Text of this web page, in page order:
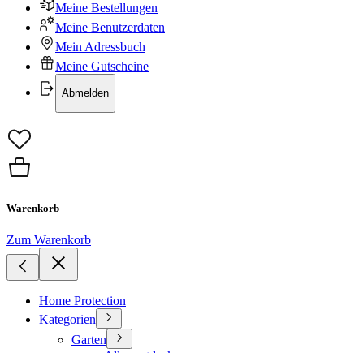
Meine Bestellungen
Meine Benutzerdaten
Mein Adressbuch
Meine Gutscheine
Abmelden
Warenkorb
Zum Warenkorb
Home Protection
Kategorien
Garten